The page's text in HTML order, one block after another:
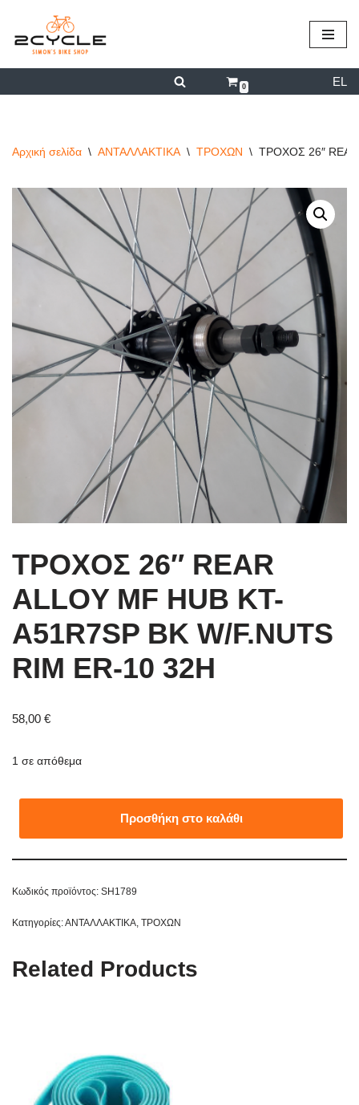
περιεχόμενο
Μεταπηδήστε
0 EL
Αρχική σελίδα \ ΑΝΤΑΛΛΑΚΤΙΚΑ \ ΤΡΟΧΩΝ \ ΤΡΟΧΟΣ 26″ REAR
ΤΡΟΧΟΣ 26″ REAR
ALLOY MF HUB KT-
A51R7SP BK W/F.NUTS
RIM ER-10 32H
58,00 €
1 σε απόθεμα
Προσθήκη στο καλάθι
Κωδικός προϊόντος: SH1789
Κατηγορίες:ΑΝΤΑΛΛΑΚΤΙΚΑ, ΤΡΟΧΩΝ
Related Products